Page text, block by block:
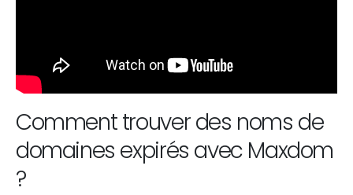
Commenttrouver des noms de
domaines expirés avecMaxdom
?